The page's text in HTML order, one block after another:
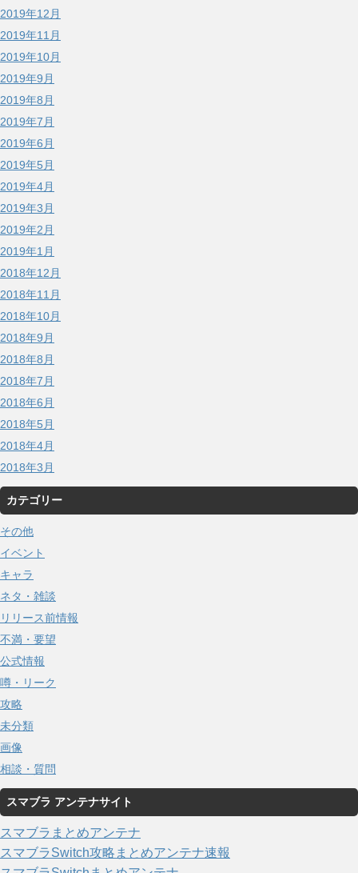
2019年12月
2019年11月
2019年10月
2019年9月
2019年8月
2019年7月
2019年6月
2019年5月
2019年4月
2019年3月
2019年2月
2019年1月
2018年12月
2018年11月
2018年10月
2018年9月
2018年8月
2018年7月
2018年6月
2018年5月
2018年4月
2018年3月
カテゴリー
その他
イベント
キャラ
ネタ・雑談
リリース前情報
不満・要望
公式情報
噂・リーク
攻略
未分類
画像
相談・質問
スマブラ アンテナサイト
スマブラまとめアンテナ
スマブラSwitch攻略まとめアンテナ速報